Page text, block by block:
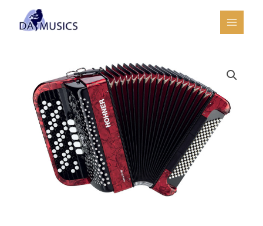
contenido